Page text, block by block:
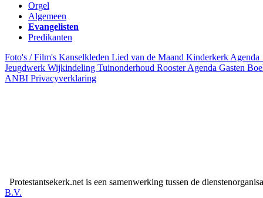
Orgel
Algemeen
Evangelisten
Predikanten
Foto's / Film's Kanselkleden Lied van de Maand Kinderkerk Agenda
Jeugdwerk Wijkindeling Tuinonderhoud RoosterAgenda Gasten
ANBI Privacyverklaring
Protestantsekerk.net is een samenwerking tussen de
B.V.